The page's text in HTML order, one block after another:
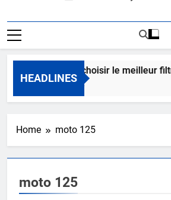
HEADLINES
Comment choisir le meilleur
12 Heures Ago
Home moto 125
moto 125